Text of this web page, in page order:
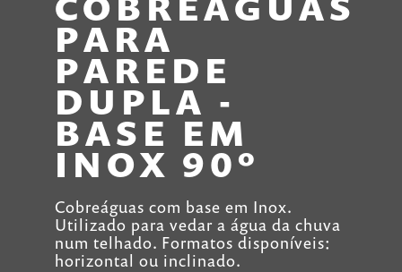
PARA
PAREDE
DUPLA -
BASE EM
INOX 90º
Cobreáguas com base em Inox.
Utilizado para vedar a água da chuva
num telhado. Formatos disponíveis:
horizontal ou inclinado.